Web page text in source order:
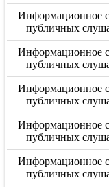
Информационное
публичных
Информационное
публичных
Информационное
публичных
Информационное
публичных
Информационное
публичных